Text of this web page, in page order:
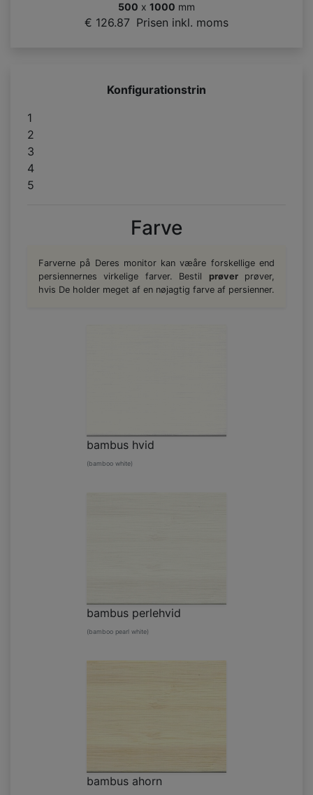
500 x 1000 mm
€ 126.87 Prisen inkl. moms
Konfigurationstrin
1
2
3
4
5
Farve
Farverne på Deres monitor kan væåre forskellige end
persiennernes virkelige farver. Bestil prøverprøver,
hvis De holder meget af en nøjagtig farve af persienner.
bambus hvid
(bamboo white)
bambus perlehvid
(bamboo pearl white)
bambus ahorn